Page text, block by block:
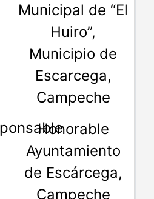
Municipal de “El
Huiro”,
Municipio de
Escarcega,
Campeche
Honorable
Ayuntamiento
de Escárcega,
Campeche